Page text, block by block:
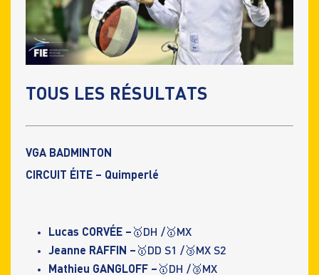
TOUS LES RÉSULTATS
VGA BADMINTON
CIRCUIT ÉITE – Quimperlé
Lucas CORVÉE – 🥇DH /🥇MX
Jeanne RAFFIN – 🥇DD S1 /🥉MX S2
Mathieu GANGLOFF – 🥇DH /🥉MX